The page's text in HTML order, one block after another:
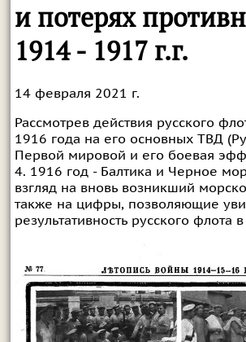
и потерях
1914 - 1917 г.г.
14 февраля 2021 г.
Рассмотрев действия русского
1916 года на его основных ТВД (
Первой мировой и его боевая
4. 1916 год - Балтика и Черное
взгляд на вновь возникший
также на цифры, позволяющие
результативность русского флота